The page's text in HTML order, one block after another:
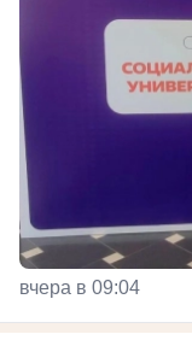
вчера в 09:04